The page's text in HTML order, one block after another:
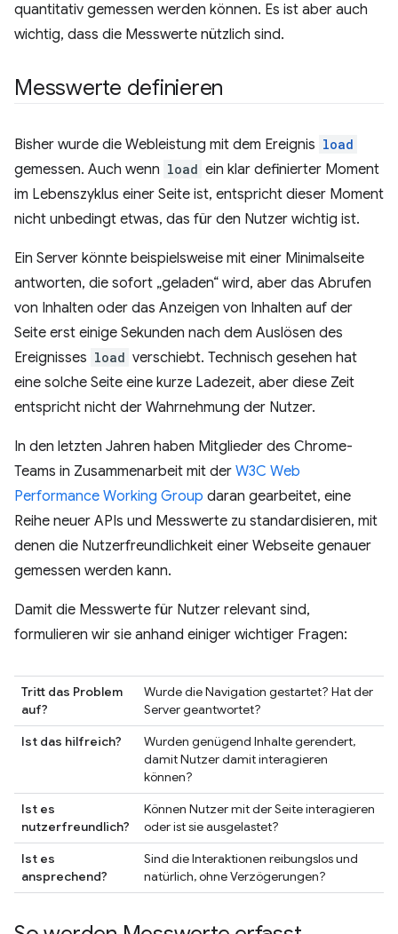
quantitativ gemessen werden können. Es ist aber auch
wichtig, dass die Messwerte nützlich sind.
Messwerte definieren
Bisher wurde die Webleistung mit dem Ereignis load
gemessen. Auch wenn load ein klar definierter Moment
im Lebenszyklus einer Seite ist, entspricht dieser Moment
nicht unbedingt etwas, das für den Nutzer wichtig ist.
Ein Server könnte beispielsweise mit einer Minimalseite
antworten, die sofort „geladen“ wird, aber das Abrufen
von Inhalten oder das Anzeigen von Inhalten auf der
Seite erst einige Sekunden nach dem Auslösen des
Ereignisses load verschiebt. Technisch gesehen hat
eine solche Seite eine kurze Ladezeit, aber diese Zeit
entspricht nicht der Wahrnehmung der Nutzer.
In den letzten Jahren haben Mitglieder des Chrome-
Teams in Zusammenarbeit mit der W3C Web
Performance Working Group daran gearbeitet, eine
Reihe neuer APIs und Messwerte zu standardisieren, mit
denen die Nutzerfreundlichkeit einer Webseite genauer
gemessen werden kann.
Damit die Messwerte für Nutzer relevant sind,
formulieren wir sie anhand einiger wichtiger Fragen:
Tritt das Problem
auf?
Wurde die Navigation gestartet? Hat der
Server geantwortet?
Ist das hilfreich?
Wurden genügend Inhalte gerendert,
damit Nutzer damit interagieren
können?
Ist es
nutzerfreundlich?
Können Nutzer mit der Seite interagieren
oder ist sie ausgelastet?
Ist es
ansprechend?
Sind die Interaktionen reibungslos und
natürlich, ohne Verzögerungen?